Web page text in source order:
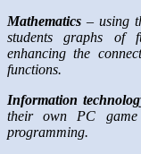
Mathematics – using
students graphs of
enhancing the
functions.
Information
their own PC
programming.